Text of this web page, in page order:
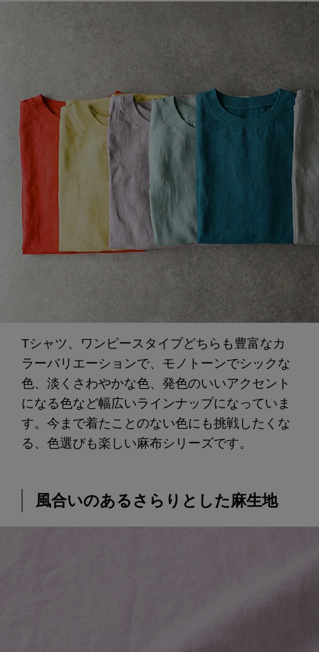
Tシャツ、ワンピースタイプどちらも豊富なカ
ラーバリエーションで、モノトーンでシックな
色、淡くさわやかな色、発色のいいアクセント
になる色など幅広いラインナップになっていま
す。今まで着たことのない色にも挑戦したくな
る、色選びも楽しい麻布シリーズです。
風合いのあるさらりとした麻生地